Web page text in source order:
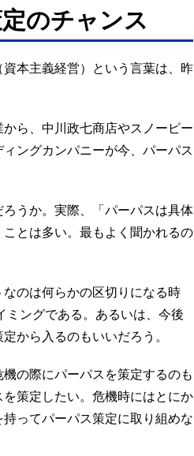
のチャンス
本主義経営）という言葉は、昨
ら、中川政七商店やスノーピー
ングカンパニーが今、パーパス
うか。実際、「パーパスは具体
とは多い。最もよく聞かれるの
のは何らかの区切りになる時
ングである。あるいは、今後
から入るのもいいだろう。
の際にパーパスを策定するのも
策定したい。危機時にはとにか
ってパーパス策定に取り組めな